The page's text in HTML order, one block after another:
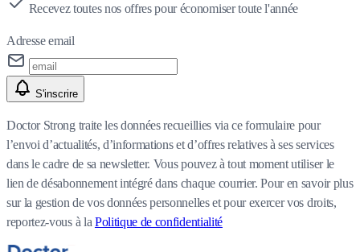
Recevez toutes nos offres pour économiser toute l'année
Adresse email
S'inscrire
Doctor Strong traite les données recueillies via ce formulaire pour
l’envoi d’actualités, d’informations et d’offres relatives à ses services
dans le cadre de sa newsletter. Vous pouvez à tout moment utiliser le
lien de désabonnement intégré dans chaque courrier. Pour en savoir plus
sur la gestion de vos données personnelles et pour exercer vos droits,
reportez-vous à la Politique de confidentialité